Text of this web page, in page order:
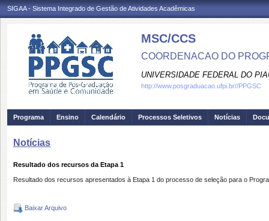
SIGAA - Sistema Integrado de Gestão de Atividades Acadêmicas
MSC/CCS
COORDENACAO DO
UNIVERSIDADE FEDERAL DO
http://www.posgraduacao.ufpi.br//PPGSC
Programa Ensino Calendário Processos Seletivos Notícias
Notícias
Resultado dos recursos da Etapa 1
Resultado dos recursos apresentados à Etapa 1 do processo de seleção para o
Baixar Arquivo